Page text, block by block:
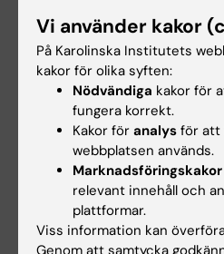
Nyheter
Vi använder kakor
På Karolinska Institutets
kakor för olika syften:
Nödvändiga kakor för
fungera korrekt.
Kakor för analys för att
webbplatsen används.
Marknadsföringskakor
relevant innehåll och
plattformar.
Viss information kan
Genom att samtycka